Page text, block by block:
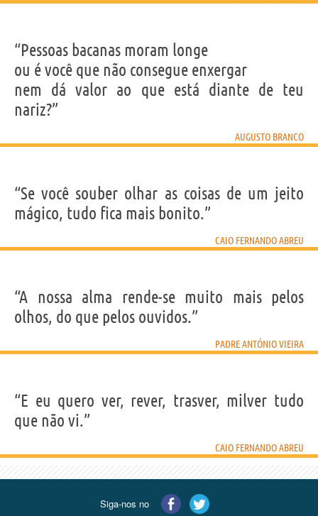
“Pessoas bacanas moram longe
ou é você que não consegue enxergar
nem dá valor ao que está diante de teu
nariz?”
AUGUSTO BRANCO
“Se você souber olhar as coisas de um jeito
mágico, tudo fica mais bonito.”
CAIO FERNANDO ABREU
“A nossa alma rende-se muito mais pelos
olhos, do que pelos ouvidos.”
PADRE ANTÓNIO VIEIRA
“E eu quero ver, rever, trasver, milver tudo
que não vi.”
CAIO FERNANDO ABREU
Siga-nos no